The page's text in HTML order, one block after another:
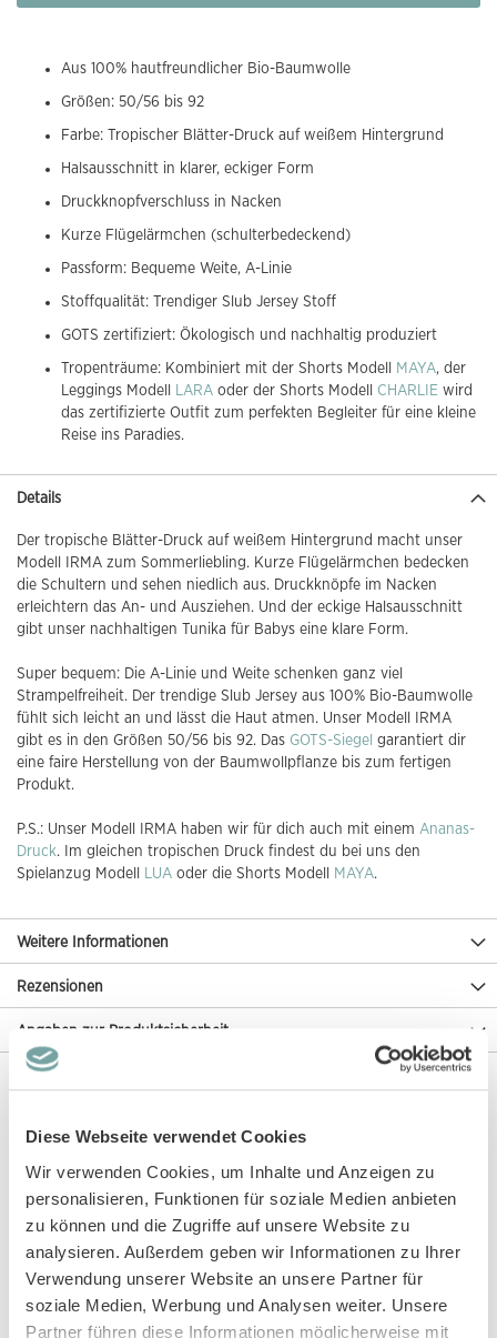
Diese Webseite verwendet Cookies
Wir verwenden Cookies, um Inhalte und Anzeigen zu
personalisieren, Funktionen für soziale Medien anbieten
zu können und die Zugriffe auf unsere Website zu
analysieren. Außerdem geben wir Informationen zu Ihrer
Verwendung unserer Website an unsere Partner für
soziale Medien, Werbung und Analysen weiter. Unsere
Partner führen diese Informationen möglicherweise mit
Aus 100% hautfreundlicher Bio-Baumwolle
Größen: 50/56 bis 92
Farbe: Tropischer Blätter-Druck auf weißem Hintergrund
Halsausschnitt in klarer, eckiger Form
Druckknopfverschluss in Nacken
Kurze Flügelärmchen (schulterbedeckend)
Passform: Bequeme Weite, A-Linie
Stoffqualität: Trendiger Slub Jersey Stoff
GOTS zertifiziert: Ökologisch und nachhaltig produziert
Tropenträume: Kombiniert mit der Shorts Modell MAYA, der
Leggings Modell
LARA oder der Shorts Modell CHARLIE wird
das zertifizierte Outfit zum perfekten Begleiter für eine kleine
Reise ins Paradies.
Details
Der tropische Blätter-Druck auf weißem Hintergrund macht unser
Modell IRMA zum Sommerliebling. Kurze Flügelärmchen bedecken
die Schultern und sehen niedlich aus. Druckknöpfe im Nacken
erleichtern das An- und Ausziehen. Und der eckige Halsausschnitt
gibt unser nachhaltigen Tunika für Babys eine klare Form.
Super bequem: Die A-Linie und Weite schenken ganz viel
Strampelfreiheit. Der trendige Slub Jersey aus 100% Bio-Baumwolle
fühlt sich leicht an und lässt die Haut atmen. Unser Modell IRMA
gibt es in den Größen 50/56 bis 92. Das GOTS-Siegel garantiert dir
eine faire Herstellung von der Baumwollpflanze bis zum fertigen
Produkt.
P.S.: Unser Modell IRMA haben wir für dich auch mit einem Ananas-
Druck. Im gleichen tropischen Druck findest du bei uns den
Spielanzug Modell
LUA oder die Shorts Modell MAYA.
Weitere Informationen
Rezensionen
Angaben zur Produktsicherheit